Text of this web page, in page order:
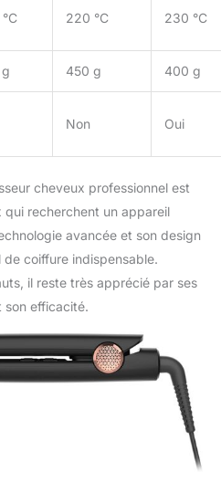
220 °C 230 °C
450 g 400 g
Non Oui
cheveux professionnel est
recherchent un appareil
avancée et son design
coiffure indispensable.
il reste très apprécié par ses
son efficacité.